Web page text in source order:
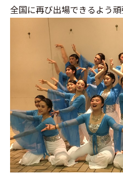
全国に再び出場できるよう頑